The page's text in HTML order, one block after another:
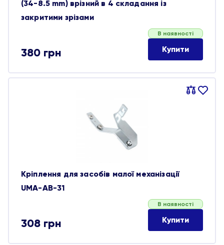
(34-8.5 mm) врізний в 4 складання із
закритими зрізами
380 грн
В наявності
Купити
Порівняти
В
Кріплення для засобів малої механізації
UMA-AB-31
308 грн
В наявності
Купити